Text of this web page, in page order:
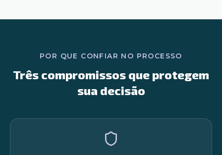
POR QUE CONFIAR NO PROCESSO
Três compromissos que protegem
sua decisão